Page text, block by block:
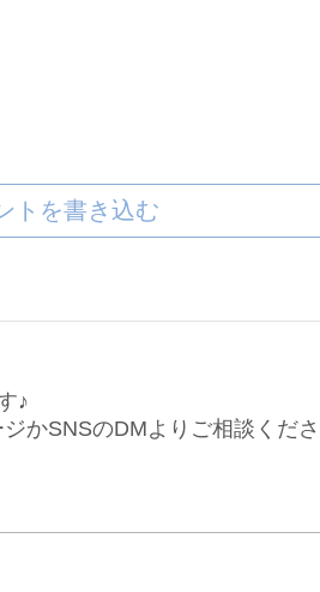
トを書き込む
♪
かSNSのDMよりご相談くだ